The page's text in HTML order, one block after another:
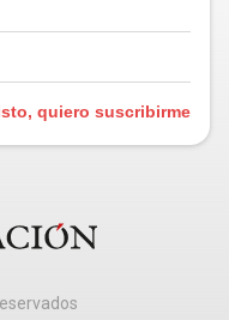
quiero suscribirme